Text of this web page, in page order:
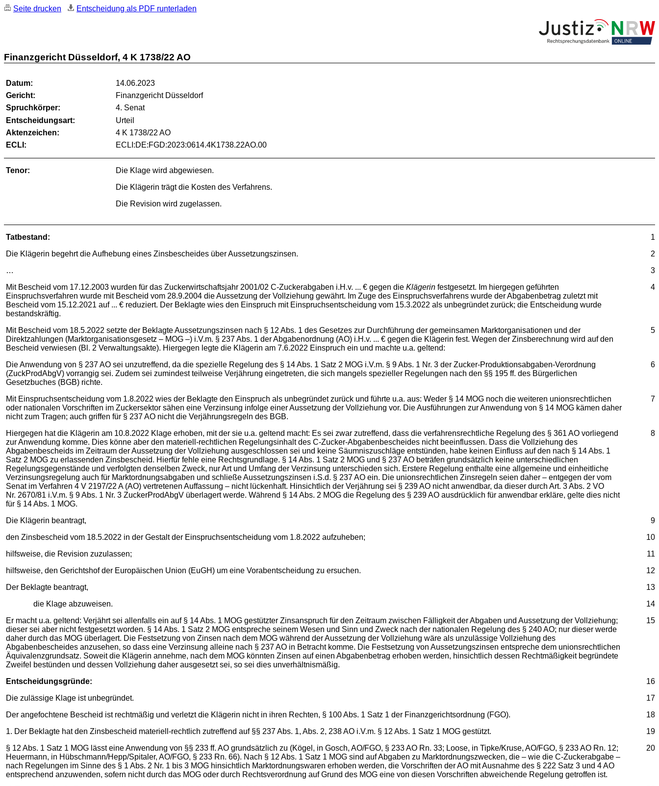
Seite drucken Entscheidung als PDF runterladen
Finanzgericht Düsseldorf, 4 K 1738/22 AO
Datum:
14.06.2023
Gericht:
Finanzgericht Düsseldorf
Spruchkörper:
4. Senat
Entscheidungsart:
Urteil
Aktenzeichen:
4 K 1738/22 AO
ECLI:
ECLI:DE:FGD:2023:0614.4K1738.22AO.00
Tenor:
Die Klage wird abgewiesen.
Die Klägerin trägt die Kosten des Verfahrens.
Die Revision wird zugelassen.
1
Tatbestand:
2
Die Klägerin begehrt die Aufhebung eines Zinsbescheides über Aussetzungszinsen.
3
…
4
Mit Bescheid vom 17.12.2003 wurden für das Zuckerwirtschaftsjahr 2001/02 C-Zuckerabgaben i.H.v. ... € gegen die Klägerin festgesetzt. Im hiergegen geführten
Einspruchsverfahren wurde mit Bescheid vom 28.9.2004 die Aussetzung der Vollziehung gewährt. Im Zuge des Einspruchsverfahrens wurde der Abgabenbetrag zuletzt mit
Bescheid vom 15.12.2021 auf ... € reduziert. Der Beklagte wies den Einspruch mit Einspruchsentscheidung vom 15.3.2022 als unbegründet zurück; die Entscheidung wurde
bestandskräftig.
5
Mit Bescheid vom 18.5.2022 setzte der Beklagte Aussetzungszinsen nach § 12 Abs. 1 des Gesetzes zur Durchführung der gemeinsamen Marktorganisationen und der
Direktzahlungen (Marktorganisationsgesetz – MOG –) i.V.m. § 237 Abs. 1 der Abgabenordnung (AO) i.H.v. ... € gegen die Klägerin fest. Wegen der Zinsberechnung wird auf den
Bescheid verwiesen (Bl. 2 Verwaltungsakte). Hiergegen legte die Klägerin am 7.6.2022 Einspruch ein und machte u.a. geltend:
6
Die Anwendung von § 237 AO sei unzutreffend, da die spezielle Regelung des § 14 Abs. 1 Satz 2 MOG i.V.m. § 9 Abs. 1 Nr. 3 der Zucker-Produktionsabgaben-Verordnung
(ZuckProdAbgV) vorrangig sei. Zudem sei zumindest teilweise Verjährung eingetreten, die sich mangels spezieller Regelungen nach den §§ 195 ff. des Bürgerlichen
Gesetzbuches (BGB) richte.
7
Mit Einspruchsentscheidung vom 1.8.2022 wies der Beklagte den Einspruch als unbegründet zurück und führte u.a. aus: Weder § 14 MOG noch die weiteren unionsrechtlichen
oder nationalen Vorschriften im Zuckersektor sähen eine Verzinsung infolge einer Aussetzung der Vollziehung vor. Die Ausführungen zur Anwendung von § 14 MOG kämen daher
nicht zum Tragen; auch griffen für § 237 AO nicht die Verjährungsregeln des BGB.
8
Hiergegen hat die Klägerin am 10.8.2022 Klage erhoben, mit der sie u.a. geltend macht: Es sei zwar zutreffend, dass die verfahrensrechtliche Regelung des § 361 AO vorliegend
zur Anwendung komme. Dies könne aber den materiell-rechtlichen Regelungsinhalt des C-Zucker-Abgabenbescheides nicht beeinflussen. Dass die Vollziehung des
Abgabenbescheids im Zeitraum der Aussetzung der Vollziehung ausgeschlossen sei und keine Säumniszuschläge entstünden, habe keinen Einfluss auf den nach § 14 Abs. 1
Satz 2 MOG zu erlassenden Zinsbescheid. Hierfür fehle eine Rechtsgrundlage. § 14 Abs. 1 Satz 2 MOG und § 237 AO beträfen grundsätzlich keine unterschiedlichen
Regelungsgegenstände und verfolgten denselben Zweck, nur Art und Umfang der Verzinsung unterschieden sich. Erstere Regelung enthalte eine allgemeine und einheitliche
Verzinsungsregelung auch für Marktordnungsabgaben und schließe Aussetzungszinsen i.S.d. § 237 AO ein. Die unionsrechtlichen Zinsregeln seien daher – entgegen der vom
Senat im Verfahren 4 V 2197/22 A (AO) vertretenen Auffassung – nicht lückenhaft. Hinsichtlich der Verjährung sei § 239 AO nicht anwendbar, da dieser durch Art. 3 Abs. 2 VO
Nr. 2670/81 i.V.m. § 9 Abs. 1 Nr. 3 ZuckerProdAbgV überlagert werde. Während § 14 Abs. 2 MOG die Regelung des § 239 AO ausdrücklich für anwendbar erkläre, gelte dies nicht
für § 14 Abs. 1 MOG.
9
Die Klägerin beantragt,
10
den Zinsbescheid vom 18.5.2022 in der Gestalt der Einspruchsentscheidung vom 1.8.2022 aufzuheben;
11
hilfsweise, die Revision zuzulassen;
12
hilfsweise, den Gerichtshof der Europäischen Union (EuGH) um eine Vorabentscheidung zu ersuchen.
13
Der Beklagte beantragt,
14
die Klage abzuweisen.
15
Er macht u.a. geltend: Verjährt sei allenfalls ein auf § 14 Abs. 1 MOG gestützter Zinsanspruch für den Zeitraum zwischen Fälligkeit der Abgaben und Aussetzung der Vollziehung;
dieser sei aber nicht festgesetzt worden. § 14 Abs. 1 Satz 2 MOG entspreche seinem Wesen und Sinn und Zweck nach der nationalen Regelung des § 240 AO; nur dieser werde
daher durch das MOG überlagert. Die Festsetzung von Zinsen nach dem MOG während der Aussetzung der Vollziehung wäre als unzulässige Vollziehung des
Abgabenbescheides anzusehen, so dass eine Verzinsung alleine nach § 237 AO in Betracht komme. Die Festsetzung von Aussetzungszinsen entspreche dem unionsrechtlichen
Äquivalenzgrundsatz. Soweit die Klägerin annehme, nach dem MOG könnten Zinsen auf einen Abgabenbetrag erhoben werden, hinsichtlich dessen Rechtmäßigkeit begründete
Zweifel bestünden und dessen Vollziehung daher ausgesetzt sei, so sei dies unverhältnismäßig.
16
Entscheidungsgründe:
17
Die zulässige Klage ist unbegründet.
18
Der angefochtene Bescheid ist rechtmäßig und verletzt die Klägerin nicht in ihren Rechten, § 100 Abs. 1 Satz 1 der Finanzgerichtsordnung (FGO).
19
1. Der Beklagte hat den Zinsbescheid materiell-rechtlich zutreffend auf §§ 237 Abs. 1, Abs. 2, 238 AO i.V.m. § 12 Abs. 1 Satz 1 MOG gestützt.
20
§ 12 Abs. 1 Satz 1 MOG lässt eine Anwendung von §§ 233 ff. AO grundsätzlich zu (Kögel, in Gosch, AO/FGO, § 233 AO Rn. 33; Loose, in Tipke/Kruse, AO/FGO, § 233 AO Rn. 12;
Heuermann, in Hübschmann/Hepp/Spitaler, AO/FGO, § 233 Rn. 66). Nach § 12 Abs. 1 Satz 1 MOG sind auf Abgaben zu Marktordnungszwecken, die – wie die C-Zuckerabgabe –
nach Regelungen im Sinne des § 1 Abs. 2 Nr. 1 bis 3 MOG hinsichtlich Marktordnungswaren erhoben werden, die Vorschriften der AO mit Ausnahme des § 222 Satz 3 und 4 AO
entsprechend anzuwenden, sofern nicht durch das MOG oder durch Rechtsverordnung auf Grund des MOG eine von diesen Vorschriften abweichende Regelung getroffen ist.